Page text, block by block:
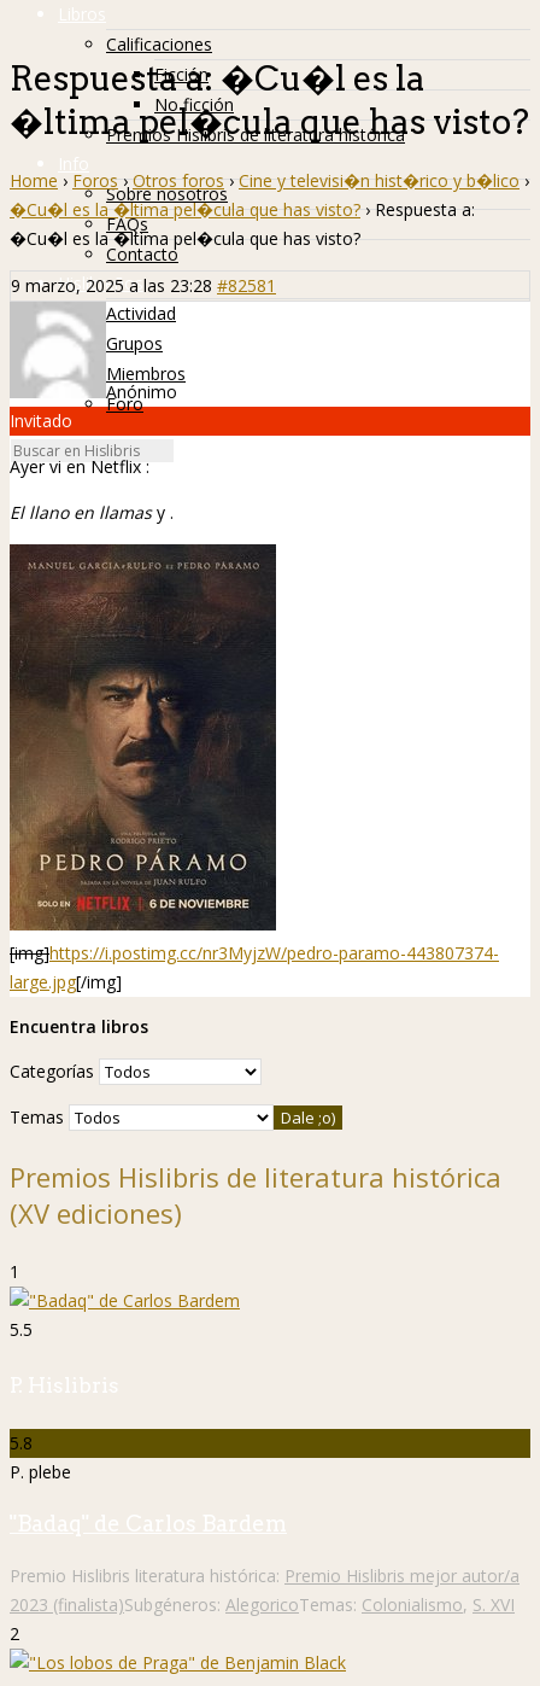
Libros
Calificaciones
Ficción
No ficción
Premios Hislibris de literatura histórica
Info
Sobre nosotros
FAQs
Contacto
Hislibreños
Actividad
Grupos
Miembros
Foro
Respuesta a: �Cu�l es la
�ltima pel�cula que has visto?
Home › Foros › Otros foros › Cine y televisi�n hist�rico y b�lico ›
�Cu�l es la �ltima pel�cula que has visto? › Respuesta a:
�Cu�l es la �ltima pel�cula que has visto?
9 marzo, 2025 a las 23:28 #82581
Anónimo
Invitado
Ayer vi en Netflix :
El llano en llamasy .
[img]https://i.postimg.cc/nr3MyjzW/pedro-paramo-443807374-
large.jpg[/img]
Encuentra libros
Categorías
Temas
Premios Hislibris de literatura histórica
(XV ediciones)
1
5.5
P. Hislibris
5.8
P. plebe
"Badaq" de Carlos Bardem
Premio Hislibris literatura histórica: Premio Hislibris mejor autor/a
2023 (finalista)Subgéneros: AlegoricoTemas: Colonialismo, S. XVI
2